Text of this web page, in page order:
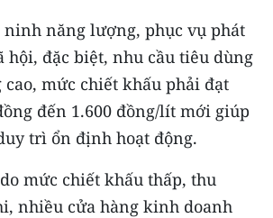
ninh năng lượng, phục vụ phát
đặc biệt, nhu cầu tiêu dùng
cao, mức chiết khấu phải đạt
đến 1.600 đồng/lít mới giúp
trì ổn định hoạt động.
mức chiết khấu thấp, thu
nhiều cửa hàng kinh doanh